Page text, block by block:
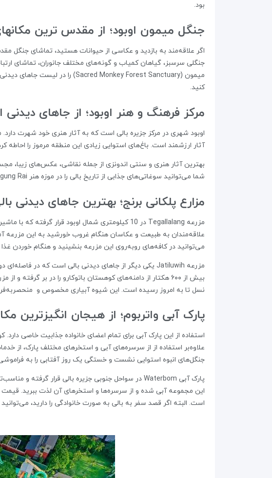
بود.
جنگل میمون اوبود؛ از مقدس ترین
اگر علاقه‌مند به بازدید و عکاسی از حیوانات هستید، تماشای
جنگلی سرسبز، گیاهان کمیاب و گونه‌های مختلف جانوران، تماشای
کنید.
مرکز فرهنگ و هنر اوبود؛ از جاهای دیدنی
اوبود شهری در مرکز جزیره بالی است که به آثار هنری خود شهرت
آثار ارزشمند است. باغ‌های استوایی زیادی این منطقه مرموز را
بهترین آثار هنری و سنتی اندونزی از جمله نقاشی، عکس‌های زیبا،
شما می‌توانید سوغاتی‌های جذابی از تاریخ بالی را در موزه‌ هنر Agung Rai و موزه‌ هنر Neka بیابید و برای عزیزانتان به یادگار ببرید.
مزارع پلکانی برنج؛ بهترین جاهای دیدنی
علاقه‌مندان به طبیعت و عکاسان هنگام غروب خورشید به این مزرعه
می‌توانید در کافه‌های روبه‌روی این مزرعه بنشینید و هنگام خوردن
نسل تا به امروز رسیده است. این شیوه آبیاری مخصوص و
پارک آبی واتربوم؛ از هیجان انگیزترین
استفاده از این پارک آبی برای تمام اعضای خانواده جذابیت خاصی
علاوه‌بر استفاده از از سرسره‌های آبی و استخرهای مختلف پارک، از
جنگل‌های انبوه استوایی نشست و خستگی یک روز آفتابی را به
است. البته اگر قصد سفر به بالی به صورت خانوادگی را دارید، می‌توانید با پرداخت مبلغ 1.565.000 روپیه به صورت خانوادگی (تا 4 نفر) از